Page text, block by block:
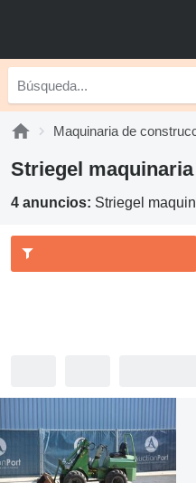
Maquinaria de
Striegel
4 anuncios: Striegel